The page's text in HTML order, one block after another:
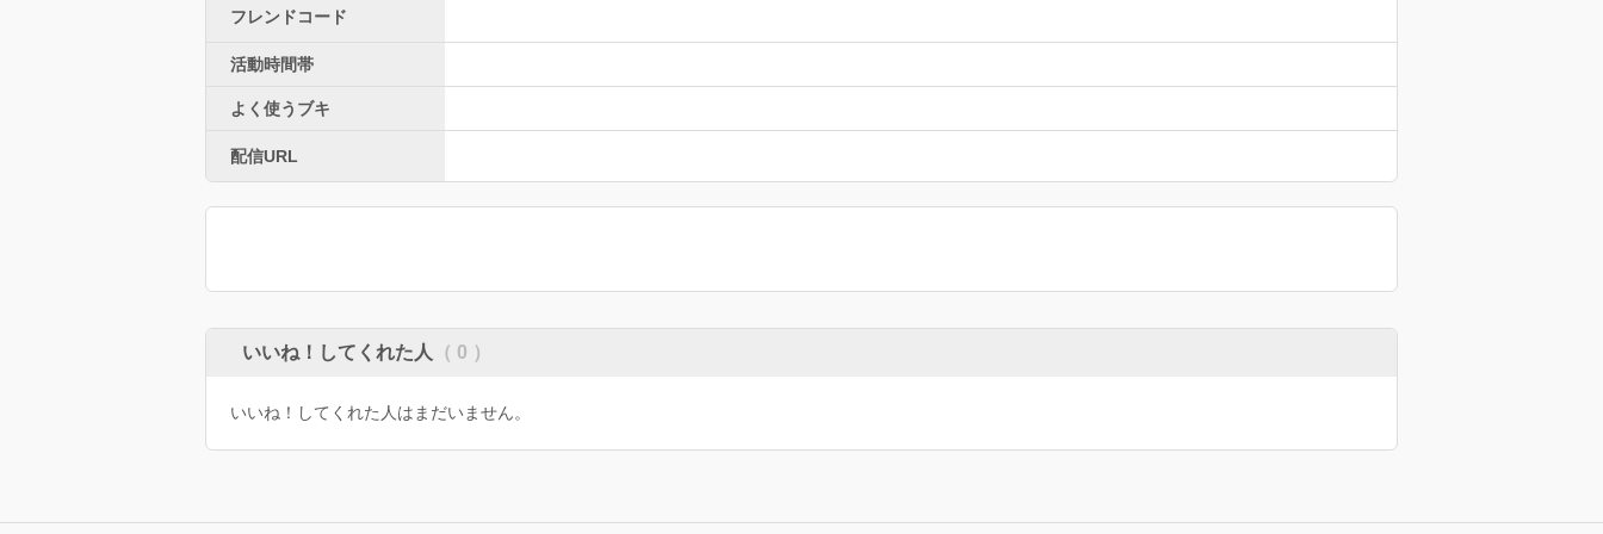
フレンドコード
活動時間帯
よく使うブキ
配信URL
いいね！してくれた人 （ 0 ）
いいね！してくれた人はまだいません。